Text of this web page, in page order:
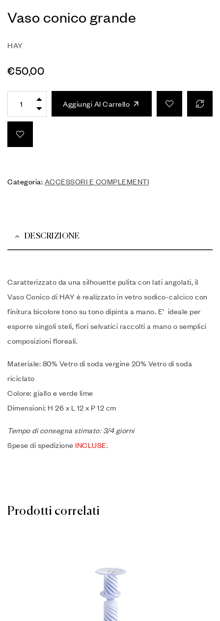
Vaso conico grande
HAY
€50,00
Aggiungi Al Carrello
Categoria: ACCESSORI E COMPLEMENTI
DESCRIZIONE
Caratterizzato da una silhouette pulita con lati angolati, il
Vaso Conico di HAY è realizzato in vetro sodico-calcico con
finitura bicolore tono su tono dipinta a mano. E’ ideale per
esporre singoli steli, fiori selvatici raccolti a mano o semplici
composizioni floreali.
Materiale: 80% Vetro di soda vergine 20% Vetro di soda
riciclato
Colore: giallo e verde lime
Dimensioni: H 26 x L 12 x P 12 cm
Tempo di consegna stimato: 3/4 giorni
Spese di spedizione INCLUSE.
Prodotti correlati